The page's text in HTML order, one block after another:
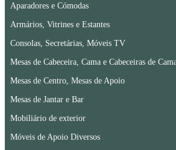
Aparadores e Cómodas
Armários, Vitrines e Estantes
Consolas, Secretárias, Móveis TV
Mesas de Cabeceira, Cama e Cabeceiras de
Mesas de Centro, Mesas de Apoio
Mesas de Jantar e Bar
Mobiliário de exterior
Móveis de Apoio Diversos